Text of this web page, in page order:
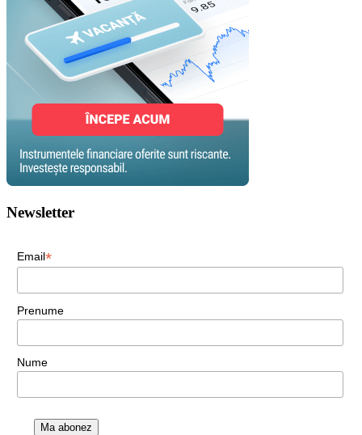
Newsletter
Email*
Prenume
Nume
Ma abonez